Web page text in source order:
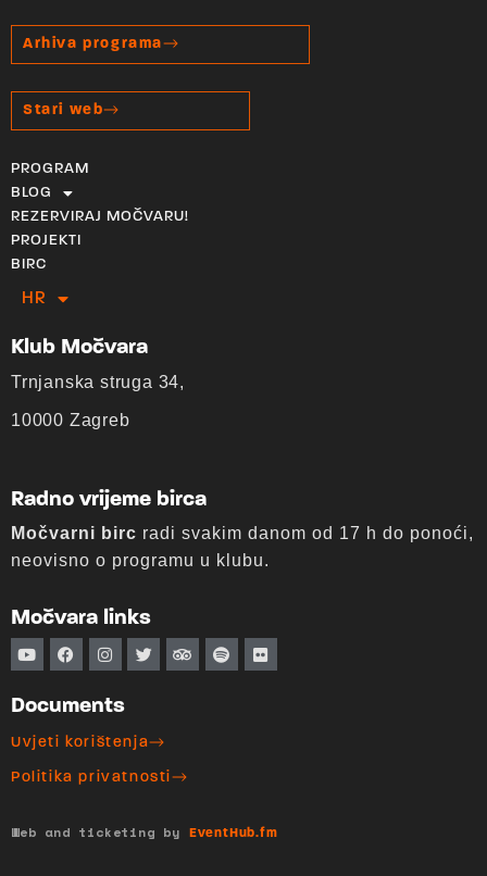
Arhiva programa
Stari web
PROGRAM
BLOG
REZERVIRAJ MOČVARU!
PROJEKTI
BIRC
HR
EN
Klub Močvara
Trnjanska struga 34,
10000 Zagreb
Radno vrijeme birca
Močvarni birc radi svakim danom od 17 h do ponoći,
neovisno o programu u klubu.
Močvara links
Documents
Uvjeti korištenja
Politika privatnosti
Web and ticketing by EventHub.fm